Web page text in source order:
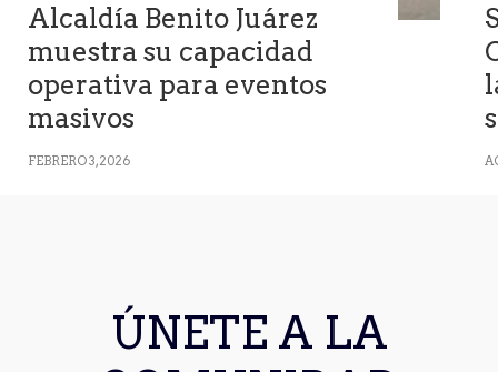
Alcaldía Benito Juárez
muestra su capacidad
operativa para eventos
masivos
FEBRERO 3, 2026
ÚNETE A LA